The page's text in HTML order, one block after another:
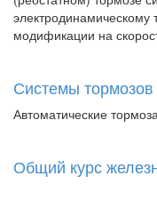
электродинамическому
модификации на
Системы тормозов
Автоматические
Общий курс